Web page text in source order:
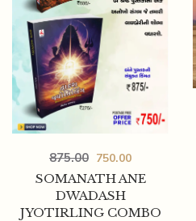
SOMANATH ANE
DWADASH
JYOTIRLING COMBO
875.00 750.00